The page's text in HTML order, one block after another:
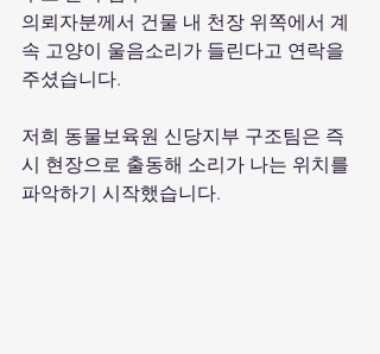
의뢰자분께서 건물 내 천장 위쪽에서 계
속 고양이 울음소리가 들린다고 연락을
주셨습니다.
저희 동물보육원 신당지부 구조팀은 즉
시 현장으로 출동해 소리가 나는 위치를
파악하기 시작했습니다.